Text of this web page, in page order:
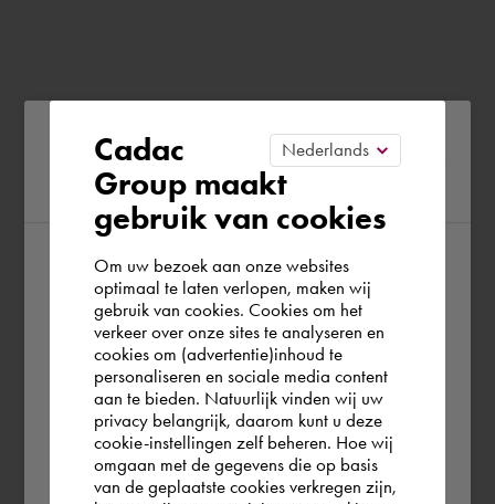
Please confirm your current
region
According to us you are situated in Rest of
the world. Please confirm in which country
you wish to shop.
Nederland
Rest of the world
Cadac
Group maakt
gebruik van cookies
Om uw bezoek aan onze websites
optimaal te laten verlopen, maken wij
gebruik van cookies. Cookies om het
verkeer over onze sites te analyseren en
cookies om (advertentie)inhoud te
personaliseren en sociale media content
aan te bieden. Natuurlijk vinden wij uw
privacy belangrijk, daarom kunt u deze
cookie-instellingen zelf beheren. Hoe wij
omgaan met de gegevens die op basis
van de geplaatste cookies verkregen zijn,